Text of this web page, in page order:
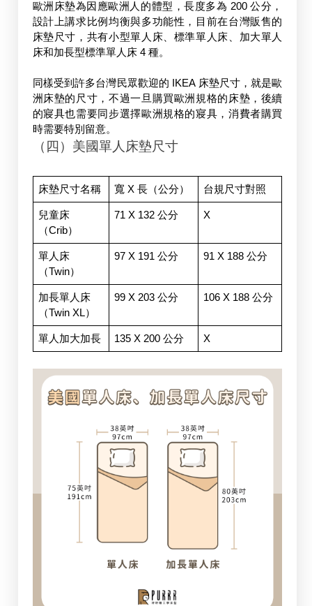
歐洲床墊為因應歐洲人的體型，長度多為 200 公分，
設計上講求比例均衡與多功能性，目前在台灣販售的
床墊尺寸，共有小型單人床、標準單人床、加大單人
床和加長型標準單人床 4 種。
同樣受到許多台灣民眾歡迎的 IKEA 床墊尺寸，就是歐
洲床墊的尺寸，不過一旦購買歐洲規格的床墊，後續
的寢具也需要同步選擇歐洲規格的寢具，消費者購買
時需要特別留意。
（四）美國單人床墊尺寸
床墊尺寸名稱 寬 X 長（公分） 台規尺寸對照
兒童床
（Crib）
71 X 132 公分 X
單人床
（Twin）
97 X 191 公分 91 X 188 公分
加長單人床
（Twin XL）
99 X 203 公分 106 X 188 公分
單人加大加長 135 X 200 公分 X